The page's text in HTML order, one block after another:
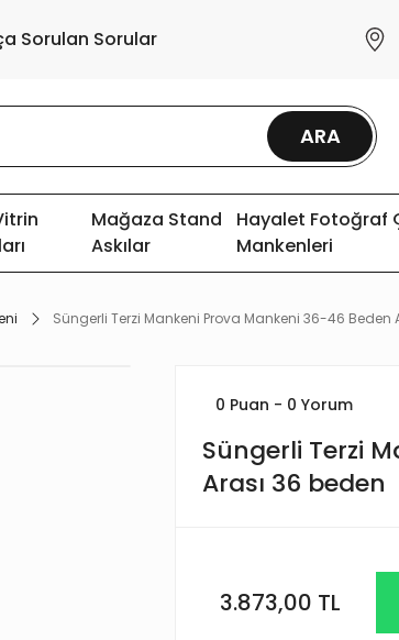
Sorulan Sorular
ARA
Mağaza Stand
Askılar
Hayalet Fotoğraf
Mankenleri
Süngerli Terzi Mankeni Prova Mankeni 36-46 Beden
0 Puan - 0 Yorum
Süngerli Terzi
Arası 36 beden
3.873,00 TL